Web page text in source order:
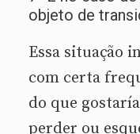
objeto de
Essa situação
com certa
do que
perder ou